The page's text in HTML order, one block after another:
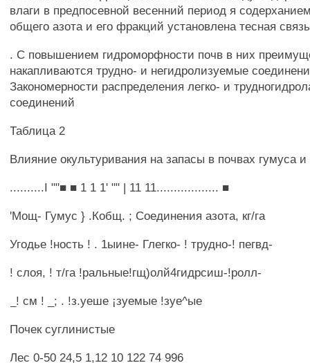
влаги в предпосевной весенний период я
общего азота и его фракций установлена тесная
. С повышением гидроморфности почв в них
накапливаются трудно- и негидролизуемые
Закономерности распределения легко- и
соединений
Таблица 2
Влияние окультуривания на запасы в почвах гумуса
..........I ""■ ■ 1 1 1' "" | 11 11.................. ■
'Мощ- Гумус } .Кобщ. ; Соединения азота, кг/га
Угодье !ность ! . 1ыине- Глегко- ! трудно-! пегвд-
! слоя, ! т/га !ральные!гщ)олй4гидрсиш-!ролл-
_! см ! _; . !з.уеше ¡зуемые !зуе^ые
Почек суглинистые
Лес 0-50 24,5 1,12 10 122 74 996